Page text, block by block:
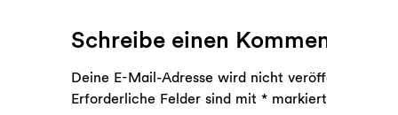
Schreibe einen Kommentar
Deine E-Mail-Adresse wird nicht veröffentlicht.
Erforderliche Felder sind mit *markiert